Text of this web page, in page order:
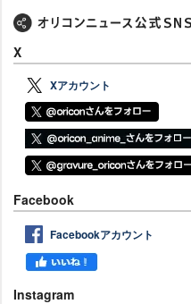
X
Xアカウント
Facebook
Facebookアカウント
Instagram